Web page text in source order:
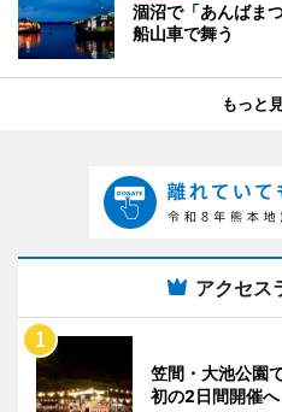
涸沼で「あんばま
船山車で舞う
もっと
アクセス
笠間・大池公園
初の2日間開催へ